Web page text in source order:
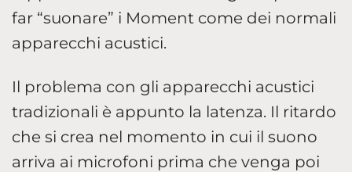
far “suonare” i Moment come dei normali
apparecchi acustici.
Il problema con gli apparecchi acustici
tradizionali è appunto la latenza. Il ritardo
che si crea nel momento in cui il suono
arriva ai microfoni prima che venga poi